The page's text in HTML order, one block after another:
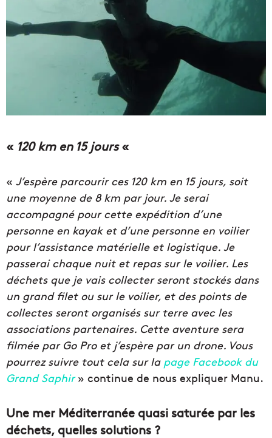
« 120 km en 15 jours«
« J’espère parcourir ces 120 km en 15 jours, soit
une moyenne de 8 km par jour. Je serai
accompagné pour cette expédition d’une
personne en kayak et d’une personne en voilier
pour l’assistance matérielle et logistique. Je
passerai chaque nuit et repas sur le voilier. Les
déchets que je vais collecter seront stockés dans
un grand filet ou sur le voilier, et des points de
collectes seront organisés sur terre avec les
associations partenaires. Cette aventure sera
filmée par Go Pro et j’espère par un drone. Vous
pourrez suivre tout cela sur la page Facebook du
Grand Saphir» continue de nous expliquer Manu.
Une mer Méditerranée quasi saturée par les
déchets, quelles solutions ?